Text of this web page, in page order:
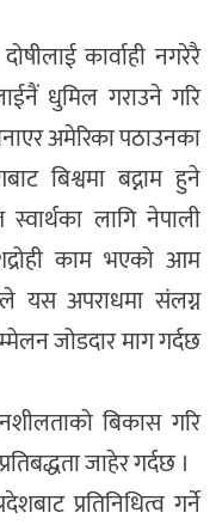
कार्वाही नगरेरै
धुमिल गराउने गरि
अमेरिका पठाउनका
बिश्वमा बद्नाम हुने
लागि नेपाली
काम भएको आम
यस अपराधमा संलग्न
जोडदार माग गर्दछ
बिकास गरि
जाहेर गर्दछ ।
प्रतिनिधित्व गर्ने